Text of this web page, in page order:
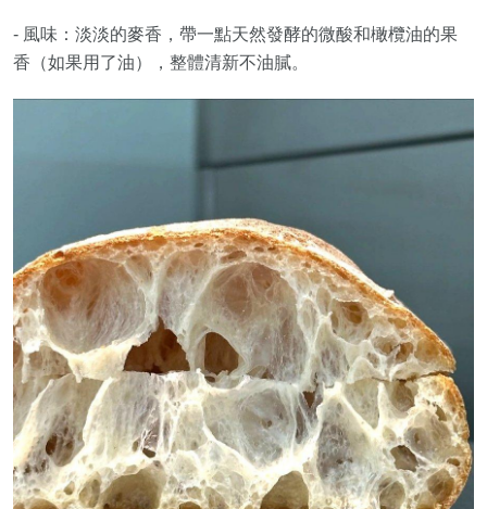
- 風味：淡淡的麥香，帶一點天然發酵的微酸和橄欖油的果
香（如果用了油），整體清新不油膩。